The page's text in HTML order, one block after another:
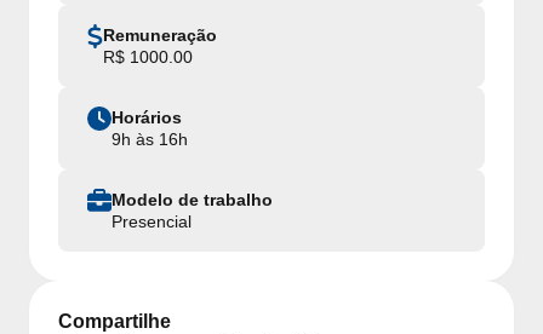
Remuneração
R$ 1000.00
Horários
9h às 16h
Modelo de trabalho
Presencial
Compartilhe